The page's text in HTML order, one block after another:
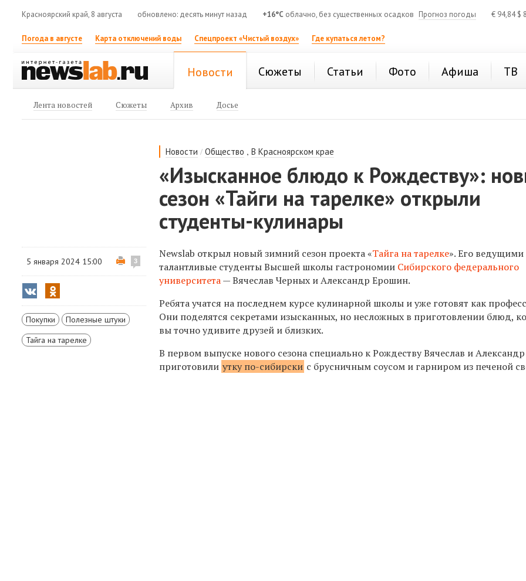
Красноярский край, 8 августа обновлено: десять минут назад +16°C облачно, без существенных осадков Прогноз погоды € 94,84$
Погода в августе Карта отключений воды Спецпроект «Чистый воздух» Где купаться летом?
Новости Сюжеты Статьи Фото Афиша ТВ
Лента новостей Сюжеты Архив Досье
Новости /Общество ,В Красноярском крае
«Изысканное блюдо к Рождеству»:
сезон «Тайги на тарелке» открыли
студенты-кулинары
5 января 2024 15:00 3
Покупки
Полезные штуки
Тайга на тарелке
Newslab открыл новый зимний сезон проекта «Тайга на тарелке». Его ведущими
талантливые студенты Высшей школы гастрономии Сибирского федерального
университета— Вячеслав Черных и Александр Ерошин.
Ребята учатся на последнем курсе кулинарной школы и уже готовят как
Они поделятся секретами изысканных, но несложных в приготовлении блюд,
вы точно удивите друзей и близких.
В первом выпуске нового сезона специально к Рождеству Вячеслав и Александр
приготовили утку по-сибирски с брусничным соусом и гарниром из печеной